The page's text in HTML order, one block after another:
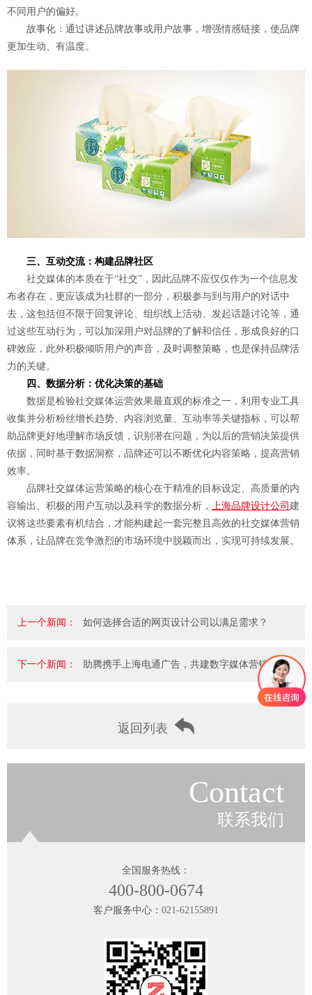
不同用户的偏好。
故事化：通过讲述品牌故事或用户故事，增强情感链接，使品牌
更加生动、有温度。
三、互动交流：构建品牌社区
社交媒体的本质在于“社交”，因此品牌不应仅仅作为一个信息发
布者存在，更应该成为社群的一部分，积极参与到与用户的对话中
去，这包括但不限于回复评论、组织线上活动、发起话题讨论等，通
过这些互动行为，可以加深用户对品牌的了解和信任，形成良好的口
碑效应，此外积极倾听用户的声音，及时调整策略，也是保持品牌活
力的关键。
四、数据分析：优化决策的基础
数据是检验社交媒体运营效果最直观的标准之一，利用专业工具
收集并分析粉丝增长趋势、内容浏览量、互动率等关键指标，可以帮
助品牌更好地理解市场反馈，识别潜在问题，为以后的营销决策提供
依据，同时基于数据洞察，品牌还可以不断优化内容策略，提高营销
效率。
品牌社交媒体运营策略的核心在于精准的目标设定、高质量的内
容输出、积极的用户互动以及科学的数据分析，
上海品牌设计公司 建
议将这些要素有机结合，才能构建起一套完整且高效的社交媒体营销
体系，让品牌在竞争激烈的市场环境中脱颖而出，实现可持续发展。
上一个新闻： 如何选择合适的网页设计公司以满足需求？
下一个新闻： 助腾携手上海电通广告，共建数字媒体营销一..
返回列表
Contact
联系我们
全国服务热线：
400-800-0674
客户服务中心： 021-62155891